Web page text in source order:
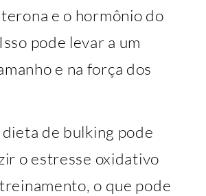
e o hormônio do
pode levar a um
e na força dos
de bulking pode
o estresse oxidativo
o que pode